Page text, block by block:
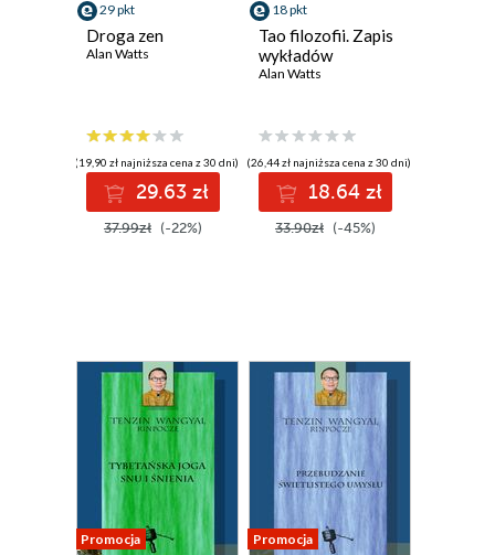
29 pkt
Droga zen
Alan Watts
(19,90 zł najniższa cena z 30 dni)
29.63 zł
37.99zł (-22%)
18 pkt
Tao filozofii. Zapis
wykładów
Alan Watts
(26,44 zł najniższa cena z 30 dni)
18.64 zł
33.90zł (-45%)
Promocja Promocja